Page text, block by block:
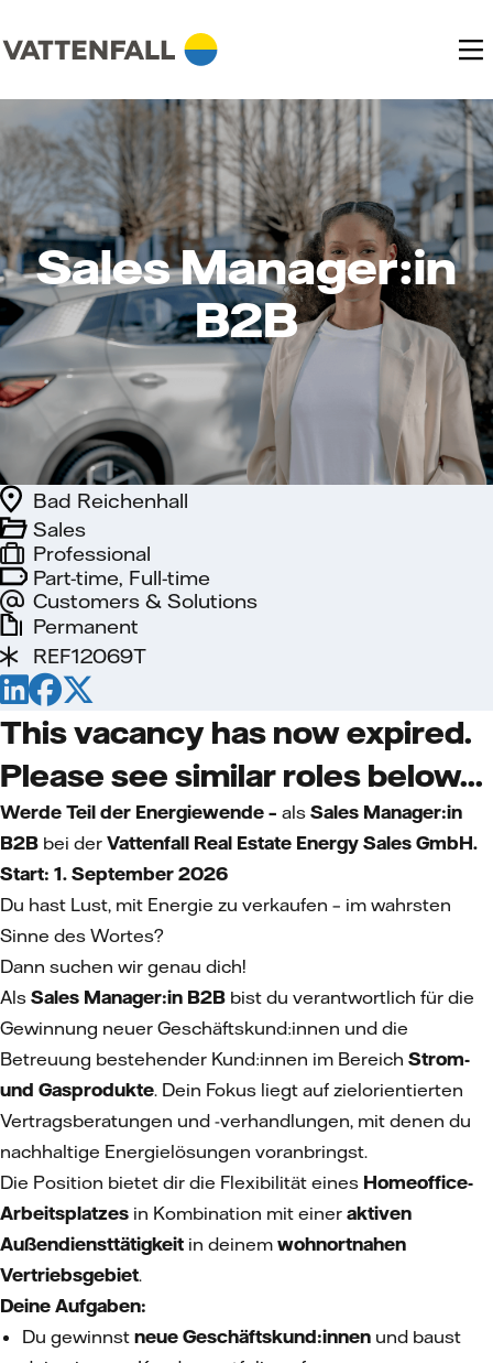
Sales Manager:in
B2B
Part-time, Full-time
Customers & Solutions
Sales
Professional
Permanent
Bad Reichenhall
REF12069T
This vacancy has now expired.
Please see similar roles below...
Werde Teil der Energiewende – als Sales Manager:in
B2B bei der Vattenfall Real Estate Energy Sales GmbH.
Start: 1. September 2026
Du hast Lust, mit Energie zu verkaufen – im wahrsten
Sinne des Wortes?
Dann suchen wir genau dich!
Als Sales Manager:in B2B bist du verantwortlich für die
Gewinnung neuer Geschäftskund:innen und die
Betreuung bestehender Kund:innen im Bereich Strom-
und Gasprodukte. Dein Fokus liegt auf zielorientierten
Vertragsberatungen und -verhandlungen, mit denen du
nachhaltige Energielösungen voranbringst.
Die Position bietet dir die Flexibilität eines Homeoffice-
Arbeitsplatzes in Kombination mit einer aktiven
Außendiensttätigkeit in deinem wohnortnahen
Vertriebsgebiet.
Deine Aufgaben:
Du gewinnst neue Geschäftskund:innen und baust